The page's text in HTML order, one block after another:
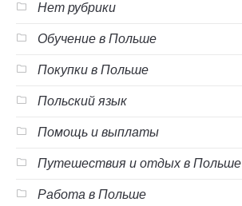
Нет рубрики
Обучение в Польше
Покупки в Польше
Польский язык
Помощь и выплаты
Путешествия и отдых в Польше
Работа в Польше